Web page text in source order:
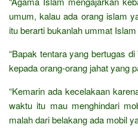
umum, kalau ada orang islam
itu berarti bukanlah ummat Islam
“Bapak tentara yang bertugas
kepada orang-orang jahat yang
“Kemarin ada kecelakaan
waktu itu mau menghindari
malah dari belakang ada mobil